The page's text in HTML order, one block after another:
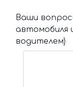
Ваши
автомобиля
водителем)